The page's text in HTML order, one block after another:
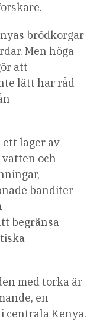
brödkorgar
Men höga
att
lätt har råd
lager av
och
banditer
begränsa
med torka är
en
centrala Kenya.